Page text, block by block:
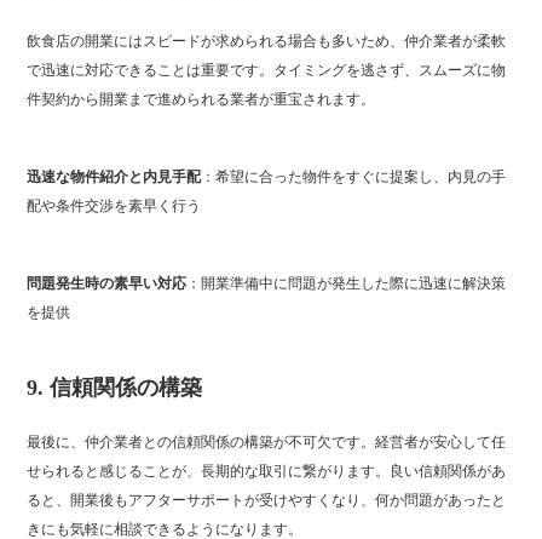
飲食店の開業にはスピードが求められる場合も多いため、仲介業者が柔軟
で迅速に対応できることは重要です。タイミングを逃さず、スムーズに物
件契約から開業まで進められる業者が重宝されます。
迅速な物件紹介と内見手配：希望に合った物件をすぐに提案し、内見の手
配や条件交渉を素早く行う
問題発生時の素早い対応 ：開業準備中に問題が発生した際に迅速に解決策
を提供
9.信頼関係の構築
最後に、仲介業者との信頼関係の構築が不可欠です。経営者が安心して任
せられると感じることが、長期的な取引に繋がります。良い信頼関係があ
ると、開業後もアフターサポートが受けやすくなり、何か問題があったと
きにも気軽に相談できるようになります。